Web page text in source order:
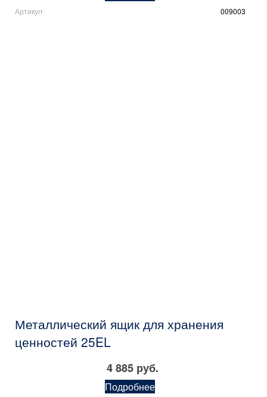
Артикул 009003
Металлический ящик для хранения
ценностей 25EL
4 885 руб.
Подробнее